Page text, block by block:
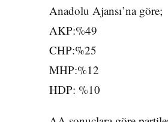
Anadolu Ajansı’na göre;
AKP:%49
CHP:%25
MHP:%12
HDP: %10